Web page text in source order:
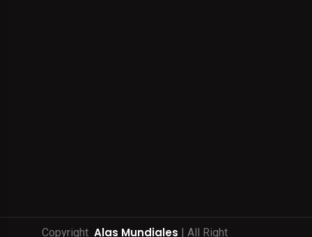
Copyright Alas Mundiales | All Right